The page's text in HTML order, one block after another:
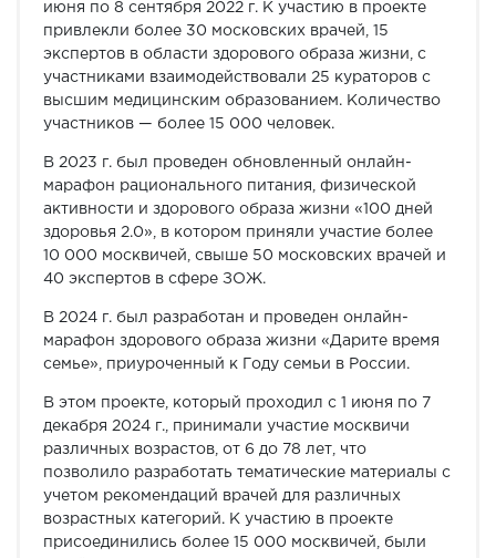
июня по 8 сентября 2022 г. К участию в проекте
привлекли более 30 московских врачей, 15
экспертов в области здорового образа жизни, с
участниками взаимодействовали 25 кураторов с
высшим медицинским образованием. Количество
участников — более 15 000 человек.
В 2023 г. был проведен обновленный онлайн-
марафон рационального питания, физической
активности и здорового образа жизни «100 дней
здоровья 2.0», в котором приняли участие более
10 000 москвичей, свыше 50 московских врачей и
40 экспертов в сфере ЗОЖ.
В 2024 г. был разработан и проведен онлайн-
марафон здорового образа жизни «Дарите время
семье», приуроченный к Году семьи в России.
В этом проекте, который проходил с 1 июня по 7
декабря 2024 г., принимали участие москвичи
различных возрастов, от 6 до 78 лет, что
позволило разработать тематические материалы с
учетом рекомендаций врачей для различных
возрастных категорий. К участию в проекте
присоединились более 15 000 москвичей, были